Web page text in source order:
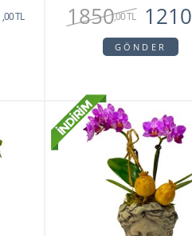
,00 TL 1850,00 TL 1210
GÖNDER